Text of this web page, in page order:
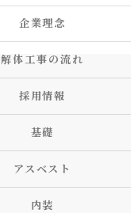
企業理念
解体工事の流れ
採用情報
基礎
アスベスト
内装